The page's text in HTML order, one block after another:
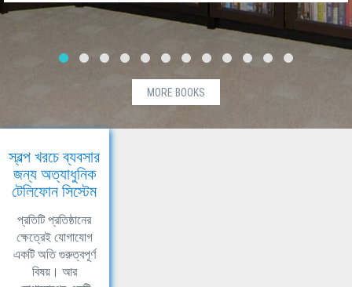
MORE BOOKS
স্বল্প খরচে ব্যবসার
জন্য অত্যাধুনিক
টেলিফোন সিস্টেম
প্রতিটি প্রতিষ্ঠানের
ক্ষেত্রেই যোগাযোগ
একটি অতি গুরুত্বপূর্ণ
বিষয়। আর